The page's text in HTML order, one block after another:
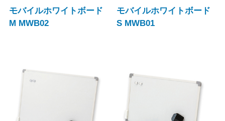
モバイルホワイトボード
M MWB02
モバイルホワイトボード
S MWB01